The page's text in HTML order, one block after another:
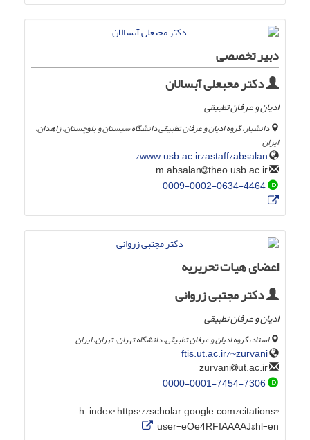
دبیر تخصصی
دکتر محبعلی آبسالان
ادیان و عرفان تطبیقی
دانشیار، گروه ادیان و عرفان تطبیقی دانشگاه سیستان و بلوچستان، زاهدان،
ایران
www.usb.ac.ir/astaff/absalan/
theo.usb.ac.ir
0009-0002-0634-4464
اعضای هیات تحریریه
دکتر مجتبی زروانی
ادیان و عرفان تطبیقی
استاد، گروه ادیان و عرفان تطبیقی، دانشگاه تهران، تهران، ایران
ftis.ut.ac.ir/~zurvani
ut.ac.ir
0000-0001-7454-7306
h-index:https://scholar.google.com/citations?
user=eOe4RFIAAAAJ&hl=en